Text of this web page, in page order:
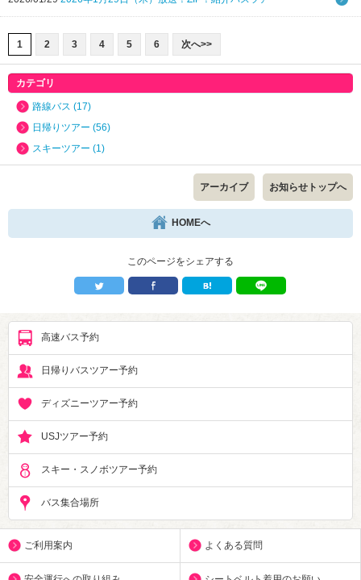
1 2 3 4 5 6 次へ>>
カテゴリ
路線バス (17)
日帰りツアー (56)
スキーツアー (1)
アーカイブ お知らせトップへ
HOMEへ
このページをシェアする
高速バス予約
日帰りバスツアー予約
ディズニーツアー予約
USJツアー予約
スキー・スノボツアー予約
バス集合場所
ご利用案内 よくある質問